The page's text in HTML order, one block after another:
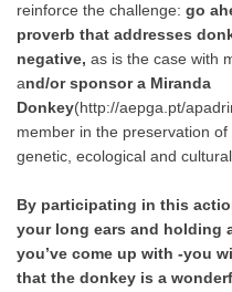
reinforce the challenge: go
proverb that addresses
negative, as is the case with
and/or sponsor a Miranda
Donkey(http://aepga.pt/
member in the preservation
genetic, ecological and
By participating in this
your long ears and holding
you’ve come up with -you
that the donkey is a